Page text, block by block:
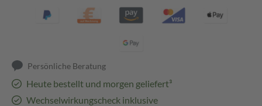
Persönliche Beratung
Heute bestellt und morgen geliefert³
Wechselwirkungscheck inklusive